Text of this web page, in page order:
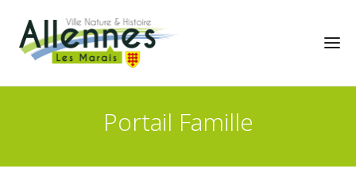
Portail Famille